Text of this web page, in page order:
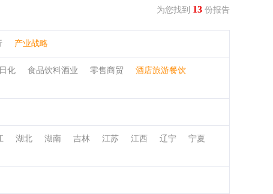
为您找到 13 份报告
产业战略
化 食品饮料酒业 零售商贸
酒店旅游餐饮
湖北 湖南 吉林 江苏 江西 辽宁
宁夏